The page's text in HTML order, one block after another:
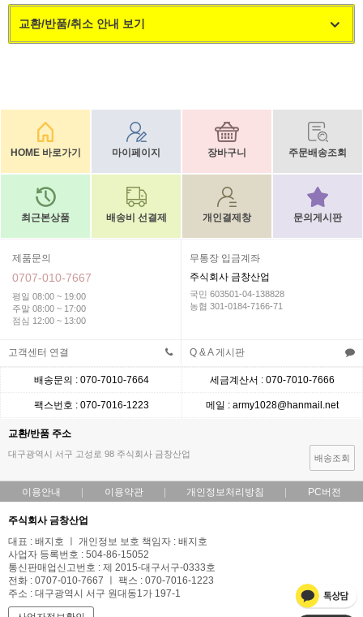
교환/반품/취소 안내 보기
HOME 바로가기 마이페이지 장바구니 주문배송조회
최근본상품 배송비 선결제 개인결제창 문의게시판
제품문의
0707-010-7667
평일 08:00 ~ 19:00
주말 08:00 ~ 17:00
점심 12:00 ~ 13:00
무통장 입금계좌
주식회사 금창산업
국민 603501-04-138828
농협 301-0184-7166-71
고객센터 연결 Q & A 게시판
배송문의 : 070-7010-7664 세금계산서 : 070-7010-7666
팩스번호 : 070-7016-1223 메일 : army1028@hanmail.net
교환/반품 주소
대구광역시 서구 고성로 98 주식회사 금창산업 배송조회
이용안내 이용약관 개인정보처리방침 PC버전
주식회사 금창산업
대표 : 배지호 ㅣ 개인정보 보호 책임자 : 배지호
사업자 등록번호 : 504-86-15052
통신판매업신고번호 : 제 2015-대구서구-0333호
전화 : 0707-010-7667 ㅣ 팩스 : 070-7016-1223
주소 : 대구광역시 서구 원대동1가 197-1